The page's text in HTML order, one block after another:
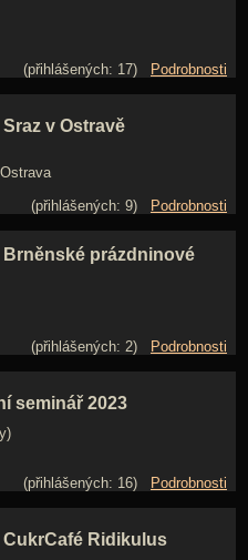
(přihlášených: 17)
Podrobnosti
Sraz v Ostravě
(přihlášených: 9)
Podrobnosti
Brněnské prázdninové
(přihlášených: 2)
Podrobnosti
seminář 2023
(přihlášených: 16)
Podrobnosti
CukrCafé Ridikulus